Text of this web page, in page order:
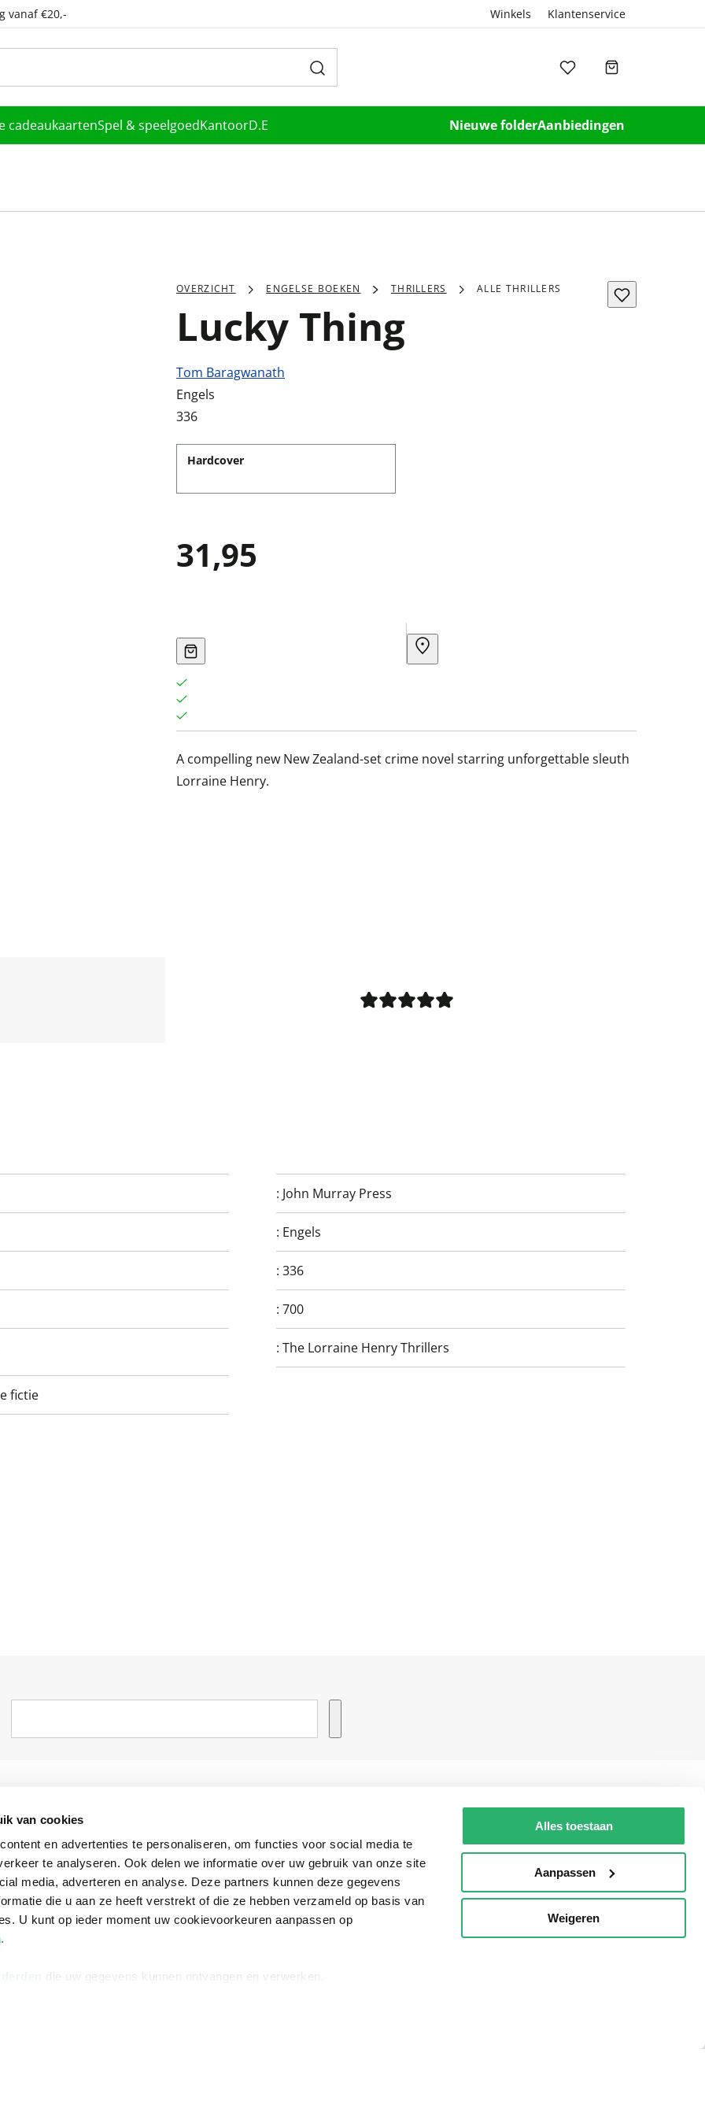
van cookies
en advertenties te personaliseren, om functies voor social media te
te analyseren. Ook delen we informatie over uw gebruik van onze site
media, adverteren en analyse. Deze partners kunnen deze gegevens
die u aan ze heeft verstrekt of die ze hebben verzameld op basis van
U kunt op ieder moment uw cookievoorkeuren aanpassen op
.
die uw gegevens kunnen ontvangen en verwerken.
Alles toestaan
Aanpassen
Weigeren
vanaf €20,- Winkels Klantenservice
cadeaukaartenSpel & speelgoedKantoorD.E Nieuwe folderAanbiedingen
OVERZICHT ENGELSE BOEKEN THRILLERS ALLE THRILLERS
Lucky Thing
Tom Baragwanath
Engels
336
Hardcover
31,95
A compelling new New Zealand-set crime novel starring unforgettable sleuth
Lorraine Henry.
: John Murray Press
: Engels
:336
:700
:The Lorraine Henry Thrillers
fictie
Over ons
Vacatures
Winkels en openingstijden
Cadeaukaart
Instagram
helpdesk@readshop.nl
088 - 133 84 32